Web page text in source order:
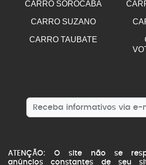
CARRO SOROCABA
CARRO SUZANO
CARRO TAUBATE
ATENÇÃO: O site não se
anúncios constantes de seu